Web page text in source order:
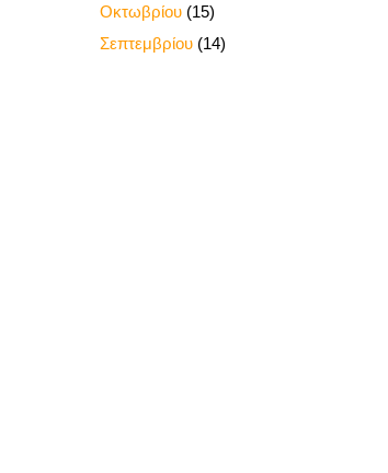
Οκτωβρίου (15)
Σεπτεμβρίου (14)